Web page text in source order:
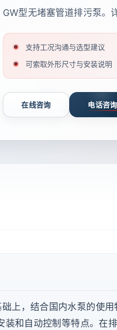
GW型无堵塞管道排污泵。
支持工况沟通与选型建议
可索取外形尺寸与安装说明
在线咨询 电话咨询
上，结合国内水泵的使
和自动控制等特点。在